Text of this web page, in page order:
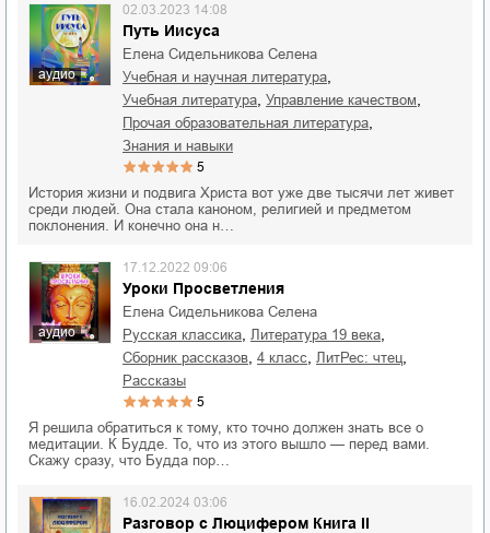
аудио
Путь Иисуса
02.03.2023 14:08
Елена Сидельникова Селена
учебная и научная литература
учебная литература управление качеством
прочая образовательная литература
знания и навыки
5
История жизни и подвига Христа вот уже две тысячи лет живет
среди людей. Она стала каноном, религией и предметом
поклонения. И конечно она н…
аудио
Уроки Просветления
17.12.2022 09:06
Елена Сидельникова Селена
русская классика
литература 19 века
сборник рассказов 4 класс ЛитРес: чтец
рассказы
5
Я решила обратиться к тому, кто точно должен знать все о
медитации. К Будде. То, что из этого вышло — перед вами.
Скажу сразу, что Будда пор…
Разговор с Люцифером Книга II
16.02.2024 03:06